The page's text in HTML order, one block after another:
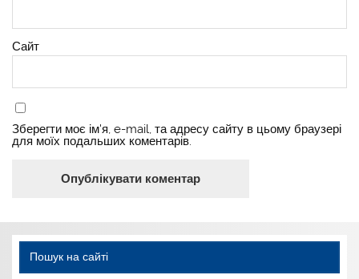
Сайт
Зберегти моє ім'я, e-mail, та адресу сайту в цьому браузері
для моїх подальших коментарів.
Пошук на сайті